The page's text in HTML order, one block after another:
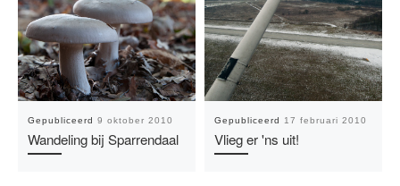
Gepubliceerd 9 oktober 2010
Wandeling bij Sparrendaal
Gepubliceerd 17 februari 2010
Vlieg er 'ns uit!